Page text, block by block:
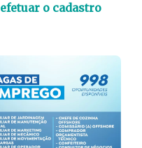
efetuar o cadastro